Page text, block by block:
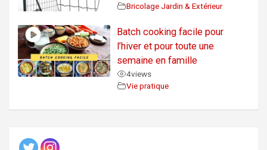
Bricolage Jardin & Extérieur
Batch cooking facile pour
l’hiver et pour toute une
semaine en famille
4views
Vie pratique